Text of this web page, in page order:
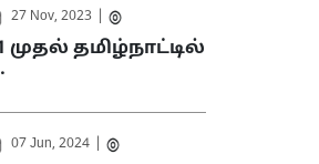
27 Nov, 2023
முதல் தமிழ்நாட்டில்
07 Jun, 2024